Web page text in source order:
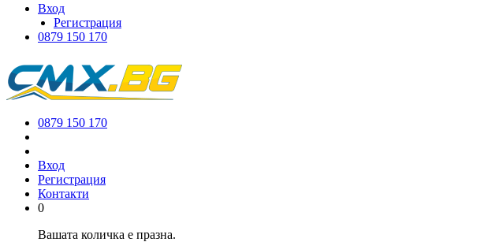
Вход
Регистрация
0879 150 170
0879 150 170
Вход
Регистрация
Контакти
0
Вашата количка е празна.